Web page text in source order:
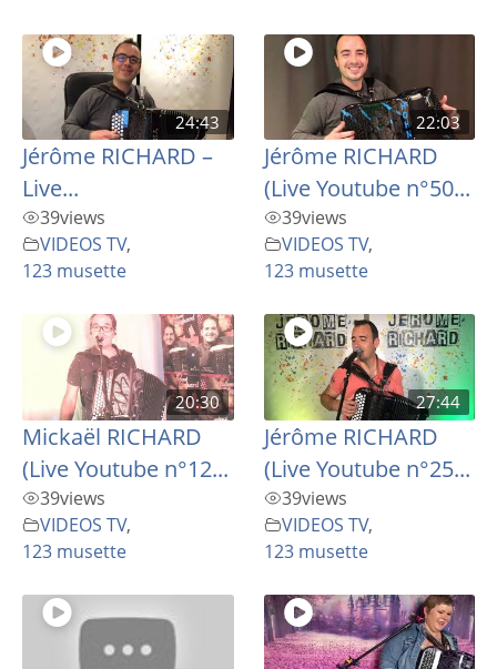
24:43
Jérôme RICHARD –
Live...
39views
VIDEOS TV,
123 musette
22:03
Jérôme RICHARD
(Live Youtube n°50...
39views
VIDEOS TV,
123 musette
20:30
Mickaël RICHARD
(Live Youtube n°12...
39views
VIDEOS TV,
123 musette
27:44
Jérôme RICHARD
(Live Youtube n°25...
39views
VIDEOS TV,
123 musette